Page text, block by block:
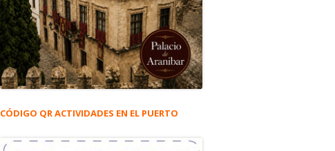
CÓDIGO QR ACTIVIDADES EN EL PUERTO